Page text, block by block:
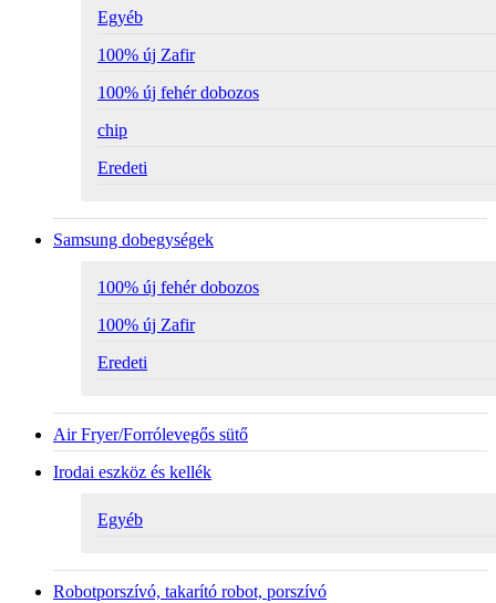
Egyéb
100% új Zafir
100% új fehér dobozos
chip
Eredeti
Samsung dobegységek
100% új fehér dobozos
100% új Zafir
Eredeti
Air Fryer/Forrólevegős sütő
Irodai eszköz és kellék
Egyéb
Robotporszívó, takarító robot, porszívó